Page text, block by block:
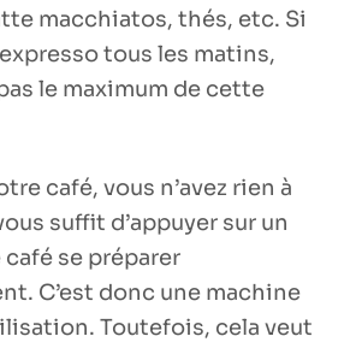
macchiatos, thés, etc. Si
tous les matins,
le maximum de cette
café, vous n’avez rien à
suffit d’appuyer sur un
se préparer
C’est donc une machine
Toutefois, cela veut